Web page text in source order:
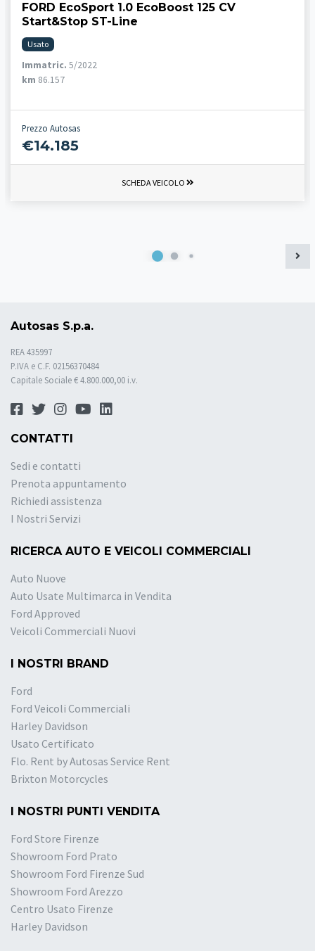
FORD EcoSport 1.0 EcoBoost 125 CV
Start&Stop ST-Line
Usato
Immatric. 5/2022
km 86.157
Prezzo Autosas
€14.185
SCHEDA VEICOLO
Autosas S.p.a.
REA 435997
P.IVA e C.F. 02156370484
Capitale Sociale € 4.800.000,00 i.v.
CONTATTI
Sedi e contatti
Prenota appuntamento
Richiedi assistenza
I Nostri Servizi
RICERCA AUTO E VEICOLI COMMERCIALI
Auto Nuove
Auto Usate Multimarca in Vendita
Ford Approved
Veicoli Commerciali Nuovi
I NOSTRI BRAND
Ford
Ford Veicoli Commerciali
Harley Davidson
Usato Certificato
Flo. Rent by Autosas Service Rent
Brixton Motorcycles
I NOSTRI PUNTI VENDITA
Ford Store Firenze
Showroom Ford Prato
Showroom Ford Firenze Sud
Showroom Ford Arezzo
Centro Usato Firenze
Harley Davidson